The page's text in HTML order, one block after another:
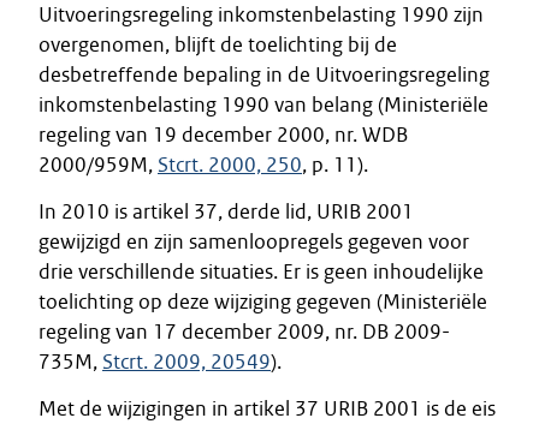
Uitvoeringsregeling inkomstenbelasting 1990 zijn
overgenomen, blijft de toelichting bij de
desbetreffende bepaling in de Uitvoeringsregeling
inkomstenbelasting 1990 van belang (Ministeriële
regeling van 19 december 2000, nr. WDB
2000/959M, Stcrt. 2000, 250, p. 11).
In 2010 is artikel 37, derde lid, URIB 2001
gewijzigd en zijn samenloopregels gegeven voor
drie verschillende situaties. Er is geen inhoudelijke
toelichting op deze wijziging gegeven (Ministeriële
regeling van 17 december 2009, nr. DB 2009-
735M, Stcrt. 2009, 20549).
Met de wijzigingen in artikel 37 URIB 2001 is de eis